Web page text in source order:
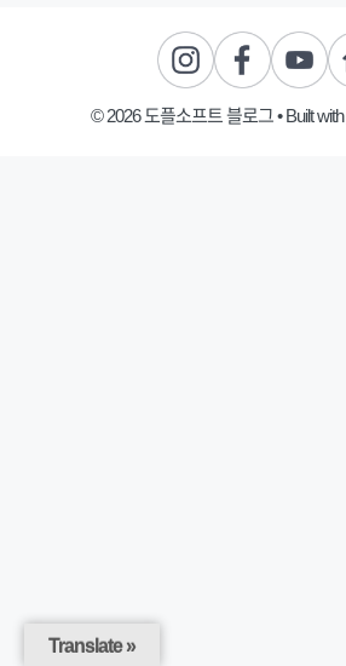
© 2026 도플소프트 블로그• Built with
Translate »